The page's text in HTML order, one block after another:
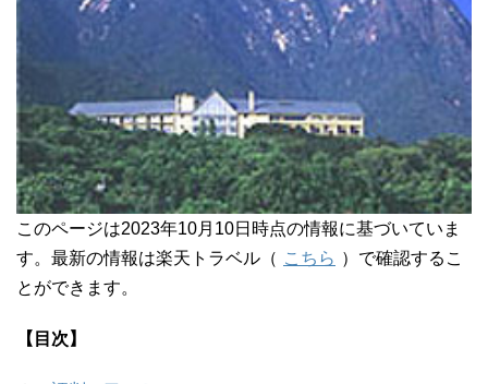
このページは2023年10月10日時点の情報に基づいていま
す。最新の情報は楽天トラベル（ こちら ）で確認するこ
とができます。
【目次】